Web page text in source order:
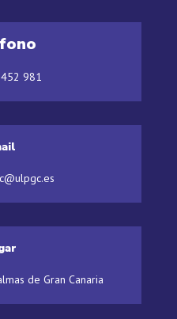
981
de Gran Canaria